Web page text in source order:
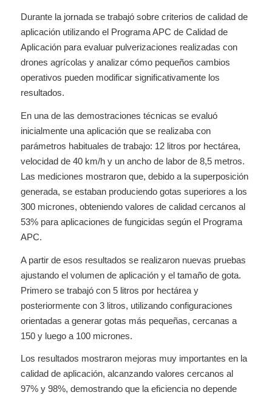
Durante la jornada se trabajó sobre criterios de calidad de
aplicación utilizando el Programa APC de Calidad de
Aplicación para evaluar pulverizaciones realizadas con
drones agrícolas y analizar cómo pequeños cambios
operativos pueden modificar significativamente los
resultados.
En una de las demostraciones técnicas se evaluó
inicialmente una aplicación que se realizaba con
parámetros habituales de trabajo: 12 litros por hectárea,
velocidad de 40 km/h y un ancho de labor de 8,5 metros.
Las mediciones mostraron que, debido a la superposición
generada, se estaban produciendo gotas superiores a los
300 micrones, obteniendo valores de calidad cercanos al
53% para aplicaciones de fungicidas según el Programa
APC.
A partir de esos resultados se realizaron nuevas pruebas
ajustando el volumen de aplicación y el tamaño de gota.
Primero se trabajó con 5 litros por hectárea y
posteriormente con 3 litros, utilizando configuraciones
orientadas a generar gotas más pequeñas, cercanas a
150 y luego a 100 micrones.
Los resultados mostraron mejoras muy importantes en la
calidad de aplicación, alcanzando valores cercanos al
97% y 98%, demostrando que la eficiencia no depende